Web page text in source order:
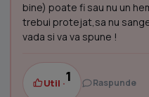
bine) poate fi sau nu un
trebui protejat,sa nu
vada si va va spune !
Util ·1 Raspunde